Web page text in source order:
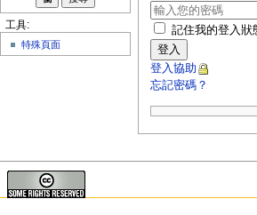
記住我的登入狀
登入
登入協助
忘記密碼？
工具:
特殊頁面